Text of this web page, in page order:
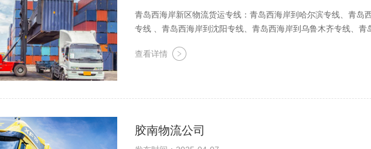
青岛西海岸新区物流货运专线：青岛西海岸到哈尔滨专线、青岛
专线 、青岛西海岸到沈阳专线、青岛西海岸到乌鲁木齐专线、
查看详情
胶南物流公司